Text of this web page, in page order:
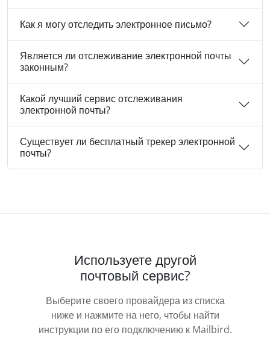
Как я могу отследить электронное письмо?
Является ли отслеживание электронной почты
законным?
Какой лучший сервис отслеживания
электронной почты?
Существует ли бесплатный трекер электронной
почты?
Используете другой
почтовый сервис?
Выберите своего провайдера из списка
ниже и нажмите на него, чтобы найти
инструкции по его подключению к Mailbird.